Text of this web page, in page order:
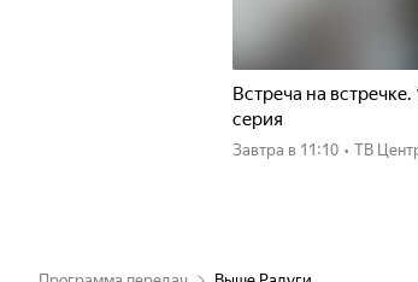
Встреча на встречке.
серия
Завтра в 11:10 • ТВ